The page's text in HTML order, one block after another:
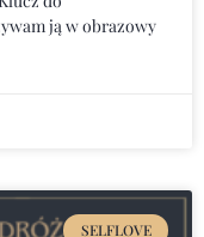
ją w obrazowy
SELFLOVE